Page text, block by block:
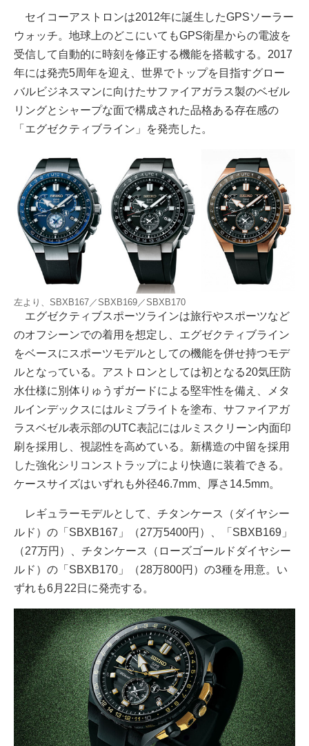
セイコーアストロンは2012年に誕生したGPSソーラー
ウォッチ。地球上のどこにいてもGPS衛星からの電波を
受信して自動的に時刻を修正する機能を搭載する。2017
年には発売5周年を迎え、世界でトップを目指すグロー
バルビジネスマンに向けたサファイアガラス製のベゼル
リングとシャープな面で構成された品格ある存在感の
「エグゼクティブライン」を発売した。
左より、SBXB167／SBXB169／SBXB170
エグゼクティブスポーツラインは旅行やスポーツなど
のオフシーンでの着用を想定し、エグゼクティブライン
をベースにスポーツモデルとしての機能を併せ持つモデ
ルとなっている。アストロンとしては初となる20気圧防
水仕様に別体りゅうずガードによる堅牢性を備え、メタ
ルインデックスにはルミブライトを塗布、サファイアガ
ラスベゼル表示部のUTC表記にはルミスクリーン内面印
刷を採用し、視認性を高めている。新構造の中留を採用
した強化シリコンストラップにより快適に装着できる。
ケースサイズはいずれも外径46.7mm、厚さ14.5mm。
レギュラーモデルとして、チタンケース（ダイヤシー
ルド）の「SBXB167」（27万5400円）、「SBXB169」
（27万円）、チタンケース（ローズゴールドダイヤシー
ルド）の「SBXB170」（28万800円）の3種を用意。い
ずれも6月22日に発売する。